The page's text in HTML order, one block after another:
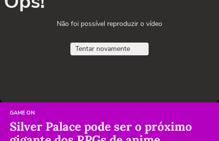
Não foi possível reproduzir o vídeo
Tentar novamente
GAME ON
Silver Palace pode ser o próximo